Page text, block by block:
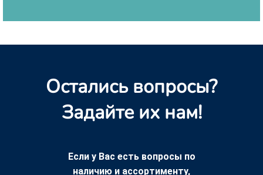
Остались вопросы?
Задайте их нам!
Если у Вас есть вопросы по
наличию и ассортименту,